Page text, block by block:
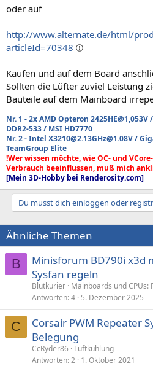
oder auf
http://www.alternate.de/html/
articleId=70348
Kaufen und auf dem Board
Sollten die Lüfter zuviel Leistung
Bauteile auf dem Mainboard
Nr. 1 - 2x AMD Opteron
DDR2-533 / MSI HD7770
Nr. 2 - Intel X3210@2.13GHz@1.08V /
TeamGroup Elite
!Wer wissen möchte, wie OC- und
Verbrauch beeinflussen, muß mich
[Mein 3D-Hobby bei Renderosity.com]
Du musst dich einloggen oder
Ähnliche Themen
B
Minisforum BD790i x3d
Sysfan regeln
Blutkurier Mainboards und CPUs:
Antworten 4 5. Dezember 2025
C
Corsair PWM Repeater
Belegung
CcRyder86 Luftkühlung
Antworten 2 1. Oktober 2021